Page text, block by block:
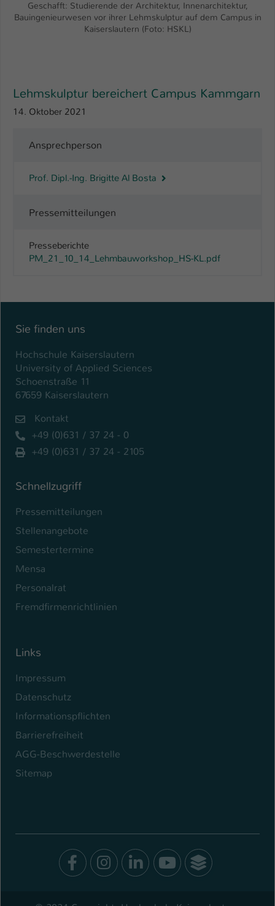
Geschafft: Studierende der Architektur, Innenarchitektur,
Bauingenieurwesen vor ihrer Lehmskulptur auf dem Campus in
Kaiserslautern (Foto: HSKL)
Lehmskulptur bereichert Campus Kammgarn
14. Oktober 2021
Ansprechperson
Prof. Dipl.-Ing. Brigitte Al Bosta
Pressemitteilungen
Presseberichte
PM_21_10_14_Lehmbauworkshop_HS-KL.pdf
Sie finden uns
Hochschule Kaiserslautern
University of Applied Sciences
Schoenstraße 11
67659 Kaiserslautern
Kontakt
+49 (0)631 / 37 24 - 0
+49 (0)631 / 37 24 - 2105
Schnellzugriff
Pressemitteilungen
Stellenangebote
Semestertermine
Mensa
Personalrat
Fremdfirmenrichtlinien
Links
Impressum
Datenschutz
Informationspflichten
Barrierefreiheit
AGG-Beschwerdestelle
Sitemap
Facebook
Instagram
LinkedIn
Youtube